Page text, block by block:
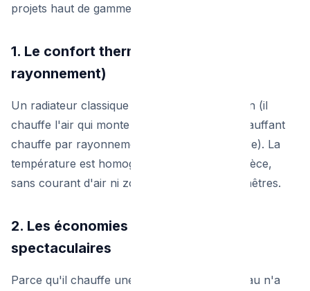
projets haut de gamme.
1. Le confort thermique absolu (Le
rayonnement)
Un radiateur classique chauffe par convection (il
chauffe l'air qui monte au plafond). Le sol chauffant
chauffe par rayonnement (il chauffe la matière). La
température est homogène partout dans la pièce,
sans courant d'air ni zone froide près des fenêtres.
2. Les économies d'énergie
spectaculaires
Parce qu'il chauffe une surface immense, l'eau n'a